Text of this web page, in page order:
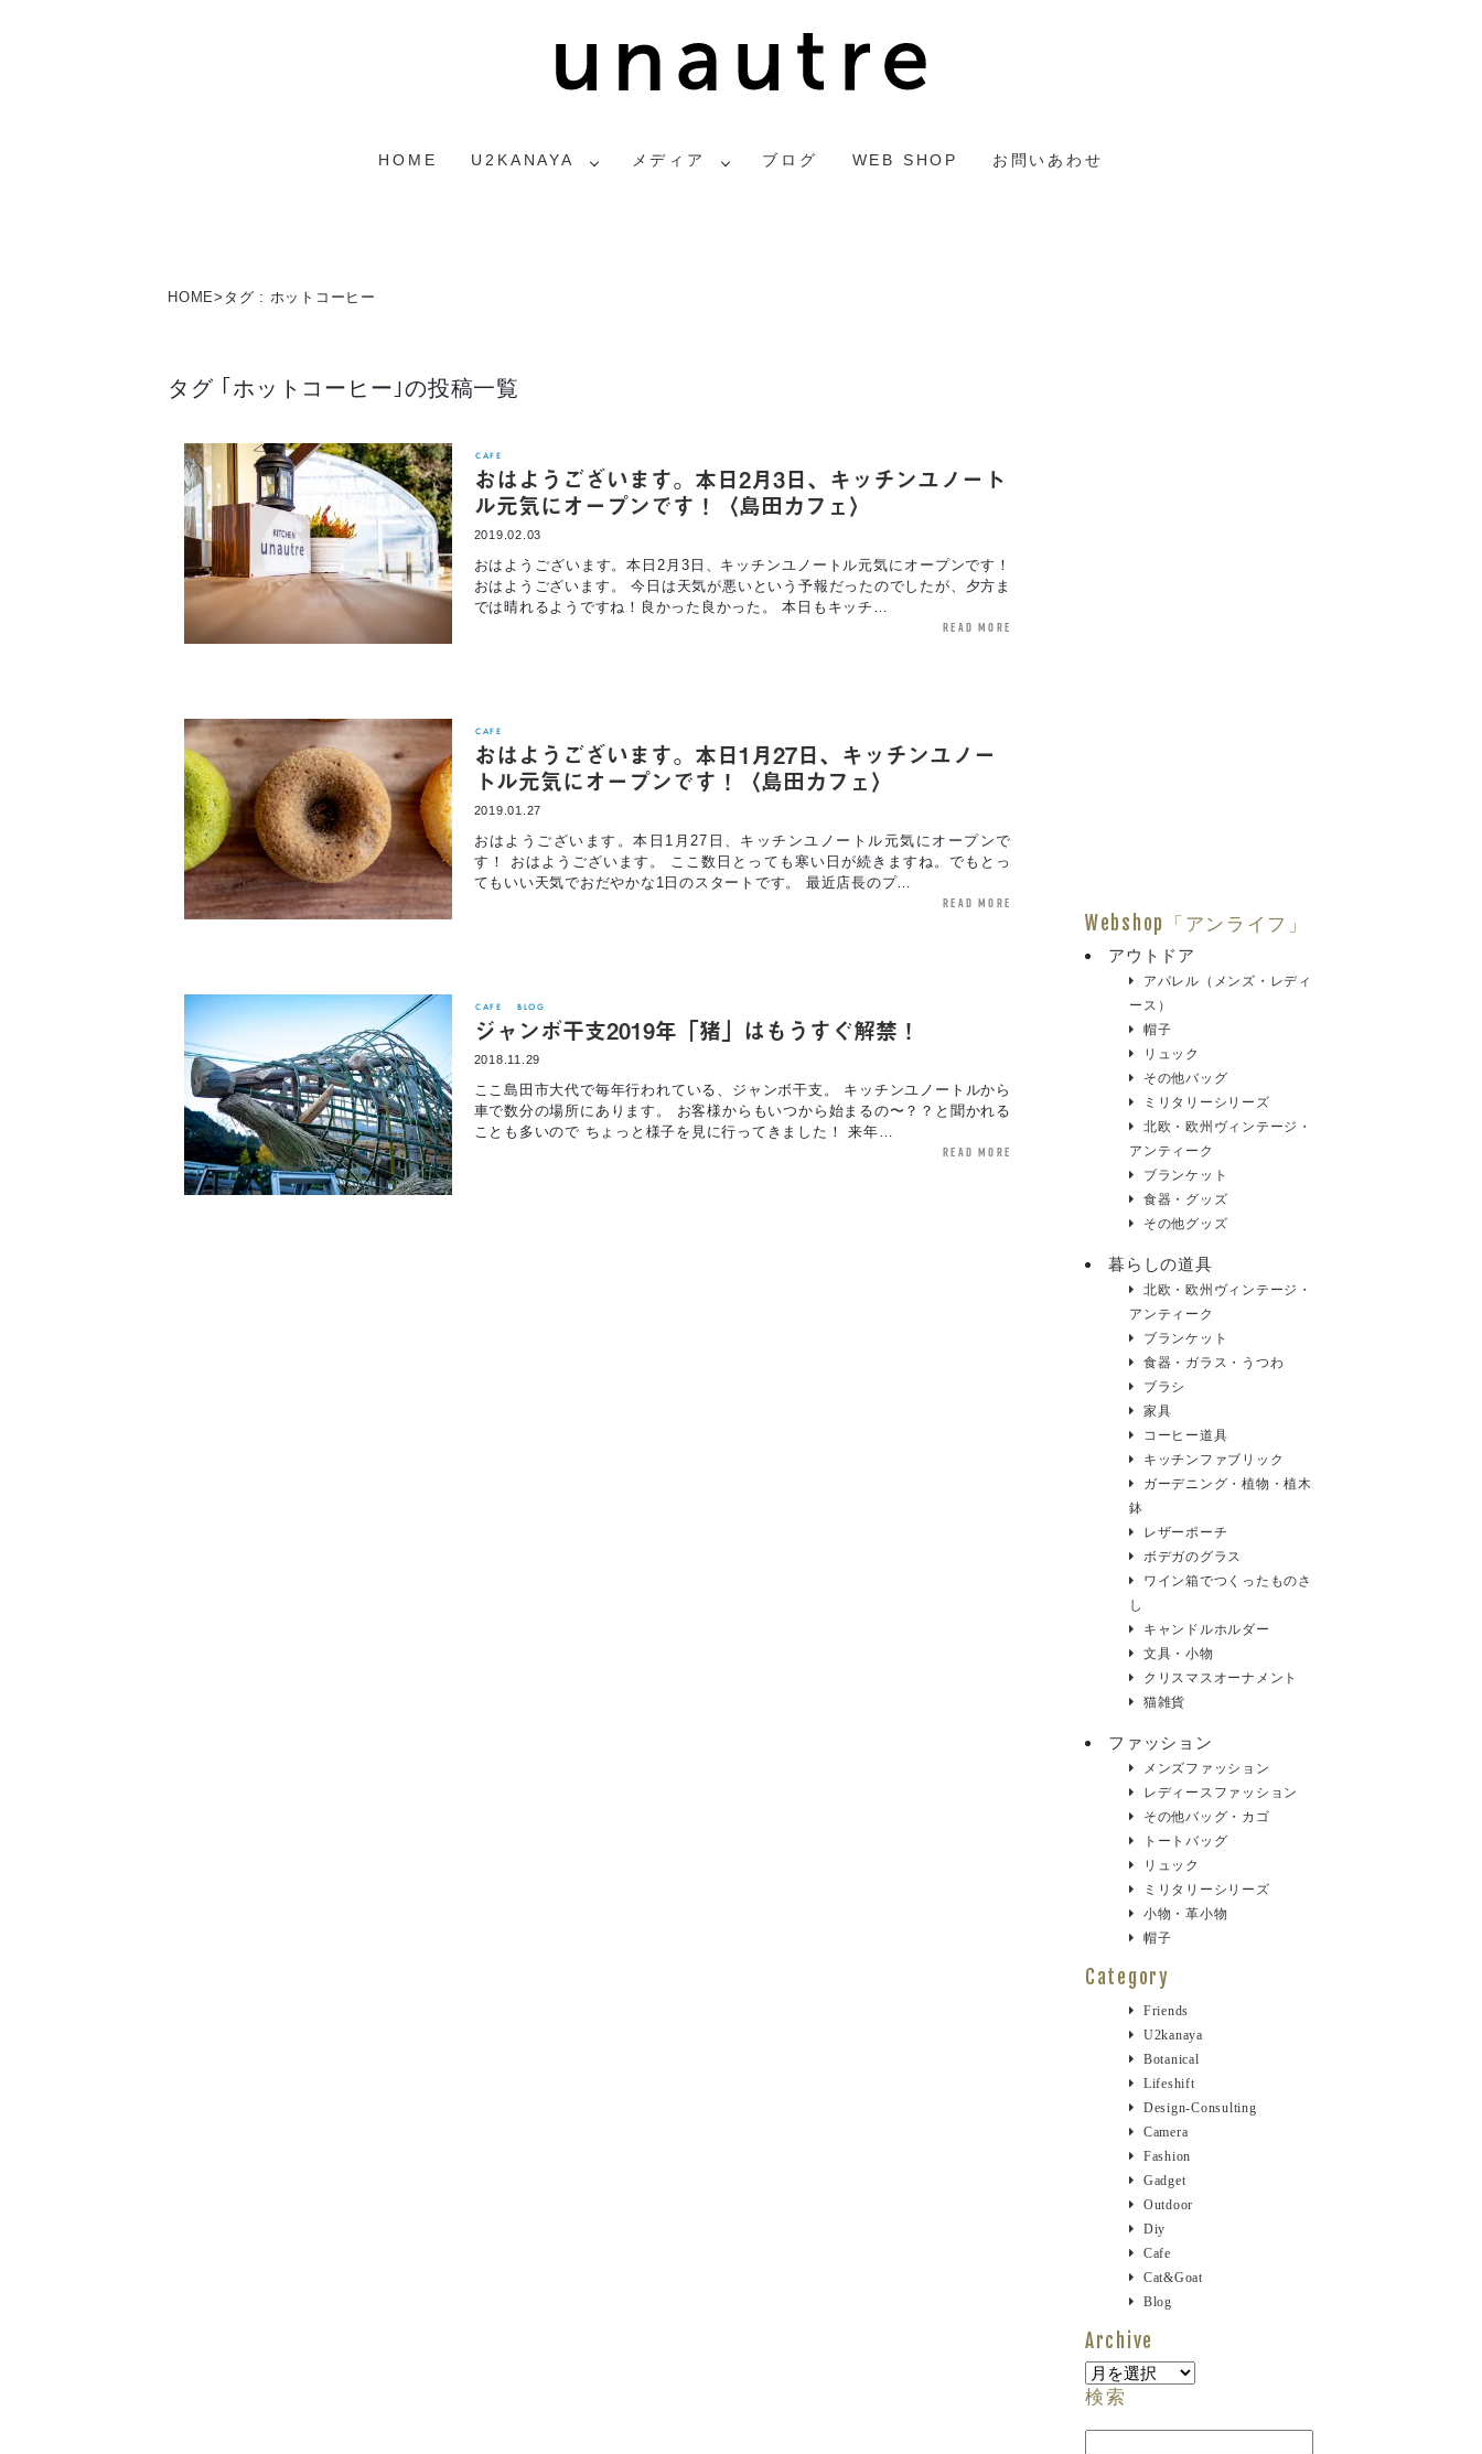
HOME U2KANAYA メディア ブログ WEB SHOP お問いあわせ
HOME> タグ : ホットコーヒー
タグ ｢ホットコーヒー｣の投稿一覧
CAFE
おはようございます。本日2月3日、キッチンユノート
ル元気にオープンです！〈島田カフェ〉
2019.02.03
おはようございます。本日2月3日、キッチンユノートル元気にオープンです！
おはようございます。 今日は天気が悪いという予報だったのでしたが、夕方ま
では晴れるようですね！良かった良かった。 本日もキッチ…
read more
CAFE
おはようございます。本日1月27日、キッチンユノー
トル元気にオープンです！〈島田カフェ〉
2019.01.27
おはようございます。本日1月27日、キッチンユノートル元気にオープンで
す！ おはようございます。 ここ数日とっても寒い日が続きますね。でもとっ
てもいい天気でおだやかな1日のスタートです。 最近店長のプ…
read more
CAFE BLOG
ジャンボ干支2019年「猪」はもうすぐ解禁！
2018.11.29
ここ島田市大代で毎年行われている、ジャンボ干支。 キッチンユノートルから
車で数分の場所にあります。 お客様からもいつから始まるの〜？？と聞かれる
ことも多いので ちょっと様子を見に行ってきました！ 来年…
read more
Webshop「アンライフ」
アウトドア
アパレル（メンズ・レディ
ース）
帽子
リュック
その他バッグ
ミリタリーシリーズ
北欧・欧州ヴィンテージ・
アンティーク
ブランケット
食器・グッズ
その他グッズ
暮らしの道具
北欧・欧州ヴィンテージ・
アンティーク
ブランケット
食器・ガラス・うつわ
ブラシ
家具
コーヒー道具
キッチンファブリック
ガーデニング・植物・植木
鉢
レザーポーチ
ボデガのグラス
ワイン箱でつくったものさ
し
キャンドルホルダー
文具・小物
クリスマスオーナメント
猫雑貨
ファッション
メンズファッション
レディースファッション
その他バッグ・カゴ
トートバッグ
リュック
ミリタリーシリーズ
小物・革小物
帽子
Category
Friends
U2kanaya
Botanical
Lifeshift
Design-Consulting
Camera
Fashion
Gadget
Outdoor
Diy
Cafe
Cat&goat
Blog
Archive
Archive
検索